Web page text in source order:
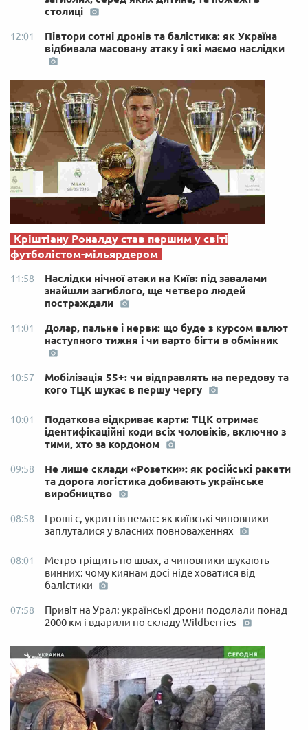
столиці
12:01
Півтори сотні дронів та балістика: як Україна
відбивала масовану атаку і які маємо наслідки
Кріштіану Роналду став першим у світі
футболістом-мільярдером
11:58
Наслідки нічної атаки на Київ: під завалами
знайшли загиблого, ще четверо людей
постраждали
11:01
Долар, пальне і нерви: що буде з курсом валют
наступного тижня і чи варто бігти в обмінник
10:57
Мобілізація 55+: чи відправлять на передову та
кого ТЦК шукає в першу чергу
10:01
Податкова відкриває карти: ТЦК отримає
ідентифікаційні коди всіх чоловіків, включно з
тими, хто за кордоном
09:58
Не лише склади «Розетки»: як російські ракети
та дорога логістика добивають українське
виробництво
08:58
Гроші є, укриттів немає: як київські чиновники
заплуталися у власних повноваженнях
08:01
Метро тріщить по швах, а чиновники шукають
винних: чому киянам досі ніде ховатися від
балістики
07:58
Привіт на Урал: українські дрони подолали понад
2000 км і вдарили по складу Wildberries